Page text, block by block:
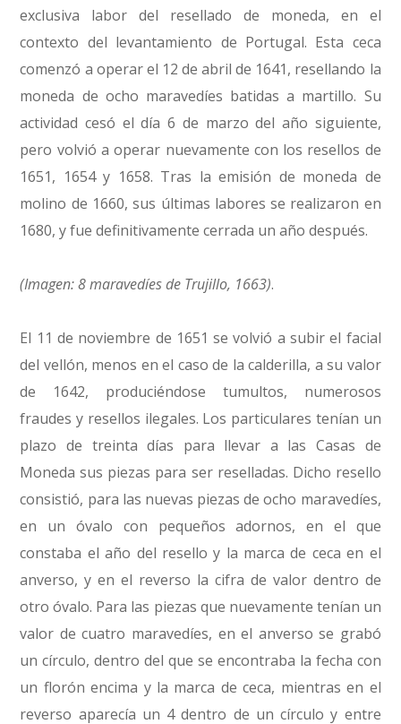
exclusiva labor del resellado de moneda, en el
contexto del levantamiento de Portugal. Esta ceca
comenzó a operar el 12 de abril de 1641, resellando la
moneda de ocho maravedíes batidas a martillo. Su
actividad cesó el día 6 de marzo del año siguiente,
pero volvió a operar nuevamente con los resellos de
1651, 1654 y 1658. Tras la emisión de moneda de
molino de 1660, sus últimas labores se realizaron en
1680, y fue definitivamente cerrada un año después.
(Imagen: 8 maravedíes de Trujillo, 1663).
El 11 de noviembre de 1651 se volvió a subir el facial
del vellón, menos en el caso de la calderilla, a su valor
de 1642, produciéndose tumultos, numerosos
fraudes y resellos ilegales. Los particulares tenían un
plazo de treinta días para llevar a las Casas de
Moneda sus piezas para ser reselladas. Dicho resello
consistió, para las nuevas piezas de ocho maravedíes,
en un óvalo con pequeños adornos, en el que
constaba el año del resello y la marca de ceca en el
anverso, y en el reverso la cifra de valor dentro de
otro óvalo. Para las piezas que nuevamente tenían un
valor de cuatro maravedíes, en el anverso se grabó
un círculo, dentro del que se encontraba la fecha con
un florón encima y la marca de ceca, mientras en el
reverso aparecía un 4 dentro de un círculo y entre